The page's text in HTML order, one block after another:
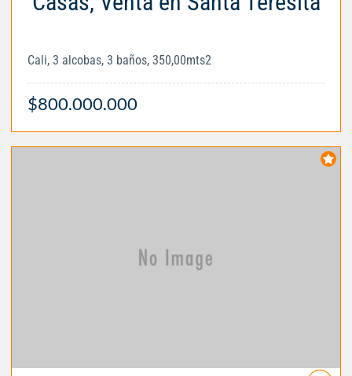
Cali, 3 alcobas, 3 baños, 350,00mts2
$800.000.000